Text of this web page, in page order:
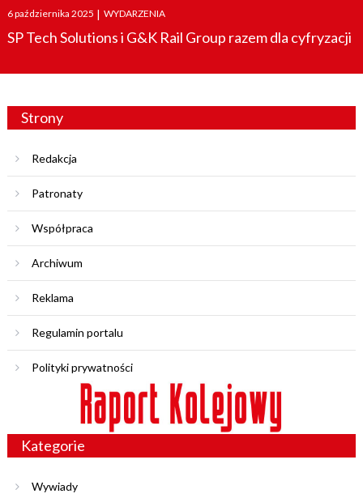
Posted
on
6 października 2025 | WYDARZENIA
SP Tech Solutions i G&K Rail Group razem dla cyfryzacji
Strony
Redakcja
Patronaty
Współpraca
Archiwum
Reklama
Regulamin portalu
Polityki prywatności
Kategorie
Wywiady